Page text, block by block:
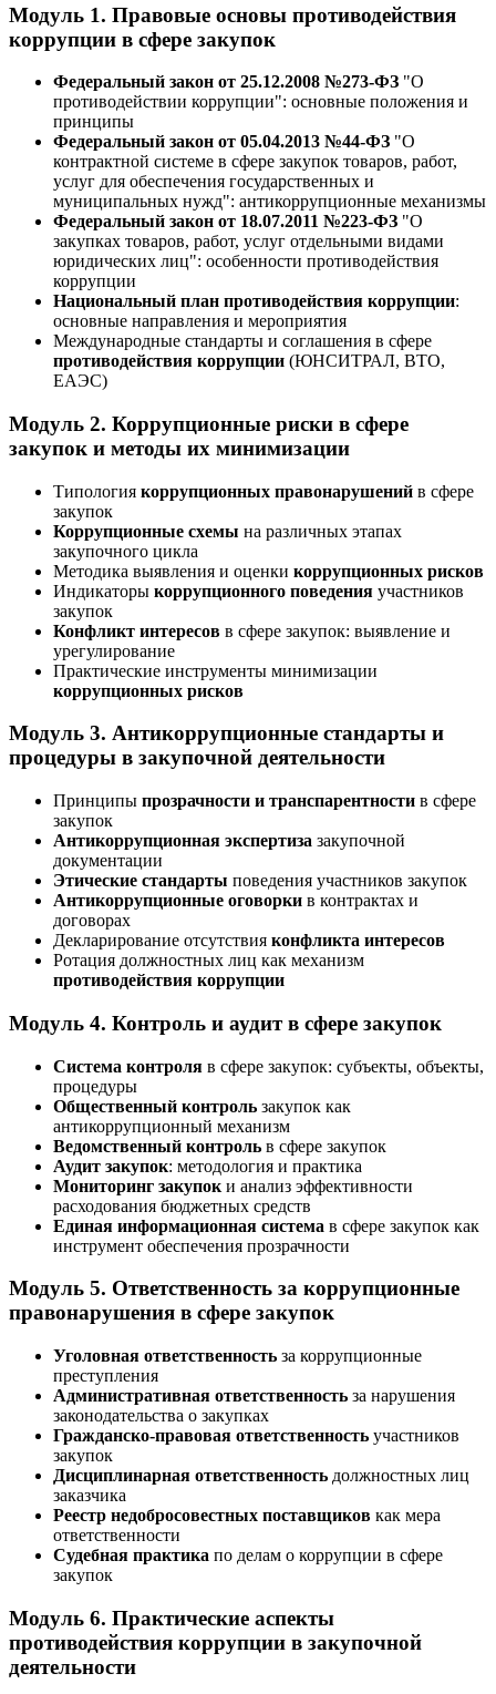
Модуль 1. Правовые основы противодействия
коррупции в сфере закупок
Федеральный закон от 25.12.2008 №273-ФЗ "О
противодействии коррупции": основные положения и
принципы
Федеральный закон от 05.04.2013 №44-ФЗ "О
контрактной системе в сфере закупок товаров, работ,
услуг для обеспечения государственных и
муниципальных нужд": антикоррупционные механизмы
Федеральный закон от 18.07.2011 №223-ФЗ "О
закупках товаров, работ, услуг отдельными видами
юридических лиц": особенности противодействия
коррупции
Национальный план противодействия коррупции:
основные направления и мероприятия
Международные стандарты и соглашения в сфере
противодействия коррупции (ЮНСИТРАЛ, ВТО,
ЕАЭС)
Модуль 2. Коррупционные риски в сфере
закупок и методы их минимизации
Типология коррупционных правонарушений в сфере
закупок
Коррупционные схемы на различных этапах
закупочного цикла
Методика выявления и оценки коррупционных рисков
Индикаторы коррупционного поведения участников
закупок
Конфликт интересов в сфере закупок: выявление и
урегулирование
Практические инструменты минимизации
коррупционных рисков
Модуль 3. Антикоррупционные стандарты и
процедуры в закупочной деятельности
Принципы прозрачности и транспарентности в сфере
закупок
Антикоррупционная экспертиза закупочной
документации
Этические стандарты поведения участников закупок
Антикоррупционные оговорки в контрактах и
договорах
Декларирование отсутствия конфликта интересов
Ротация должностных лиц как механизм
противодействия коррупции
Модуль 4. Контроль и аудит в сфере закупок
Система контроля в сфере закупок: субъекты, объекты,
процедуры
Общественный контроль закупок как
антикоррупционный механизм
Ведомственный контроль в сфере закупок
Аудит закупок: методология и практика
Мониторинг закупок и анализ эффективности
расходования бюджетных средств
Единая информационная система в сфере закупок как
инструмент обеспечения прозрачности
Модуль 5. Ответственность за коррупционные
правонарушения в сфере закупок
Уголовная ответственность за коррупционные
преступления
Административная ответственность за нарушения
законодательства о закупках
Гражданско-правовая ответственность участников
закупок
Дисциплинарная ответственность должностных лиц
заказчика
Реестр недобросовестных поставщиков как мера
ответственности
Судебная практика по делам о коррупции в сфере
закупок
Модуль 6. Практические аспекты
противодействия коррупции в закупочной
деятельности